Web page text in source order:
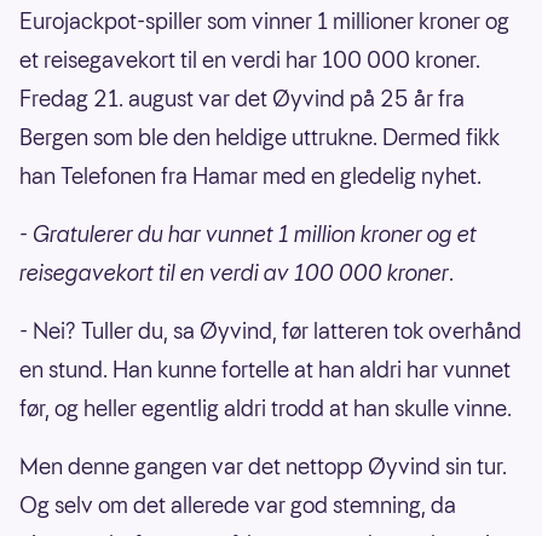
Eurojackpot-spiller som vinner 1 millioner kroner og
et reisegavekort til en verdi har 100 000 kroner.
Fredag 21. august var det Øyvind på 25 år fra
Bergen som ble den heldige uttrukne. Dermed fikk
han Telefonen fra Hamar med en gledelig nyhet.
- Gratulerer du har vunnet 1 million kroner og et
reisegavekort til en verdi av 100 000 kroner.
- Nei? Tuller du, sa Øyvind, før latteren tok overhånd
en stund. Han kunne fortelle at han aldri har vunnet
før, og heller egentlig aldri trodd at han skulle vinne.
Men denne gangen var det nettopp Øyvind sin tur.
Og selv om det allerede var god stemning, da